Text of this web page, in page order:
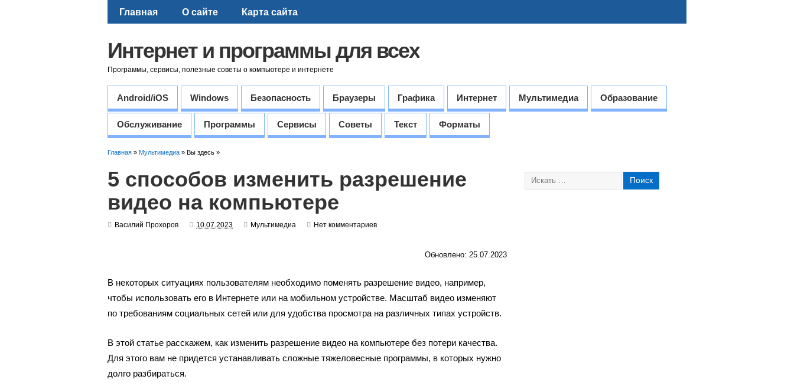
Главная О сайте Карта сайта
Интернет и программы для всех
Программы, сервисы, полезные советы о компьютере и интернете
Android/iOS Windows Безопасность Браузеры Графика Интернет Мультимедиа Образование
Обслуживание Программы Сервисы Советы Текст Форматы
Главная » Мультимедиа » Вы здесь »
5 способов изменить разрешение
видео на компьютере
Василий Прохоров 10.07.2023 Мультимедиа Нет комментариев
Обновлено: 25.07.2023
В некоторых ситуациях пользователям необходимо поменять разрешение видео, например,
чтобы использовать его в Интернете или на мобильном устройстве. Масштаб видео изменяют
по требованиям социальных сетей или для удобства просмотра на различных типах устройств.
В этой статье расскажем, как изменить разрешение видео на компьютере без потери качества.
Для этого вам не придется устанавливать сложные тяжеловесные программы, в которых нужно
долго разбираться.